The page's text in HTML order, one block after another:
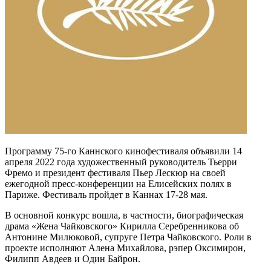
Программу 75-го Каннского кинофестиваля объявили 14
апреля 2022 года художественный руководитель Тьерри
Фремо и президент фестиваля Пьер Лескюр на своей
ежегодной пресс-конференции на Елисейских полях в
Париже. Фестиваль пройдет в Каннах 17-28 мая.
В основной конкурс вошла, в частности, биографическая
драма «Жена Чайковского» Кирилла Серебренникова об
Антонине Милюковой, супруге Петра Чайковского. Роли в
проекте исполняют Алена Михайлова, рэпер Оксимирон,
Филипп Авдеев и Один Байрон.